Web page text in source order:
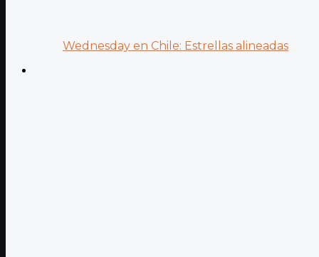
Wednesday en Chile: Estrellas alineadas